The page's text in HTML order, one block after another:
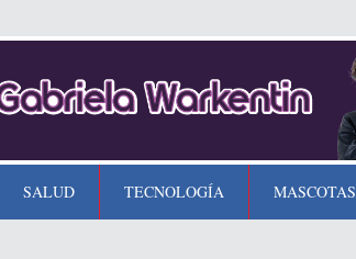
SALUD TECNOLOGÍA MASCOTAS